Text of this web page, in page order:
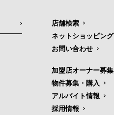
店舗検索
ネットショッピング
お問い合わせ
加盟店オーナー募集
物件募集・購入
アルバイト情報
採用情報